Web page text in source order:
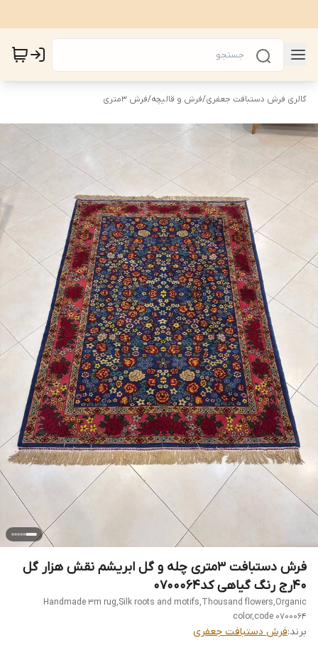
گالری فرش دستبافت جعفری/فرش و قالیچه/فرش 3متری
فرش دستبافت 3متری چله و گل ابریشم نقش هزار گل
40رج رنگ گیاهی کد0700064
Handmade 3m rug,Silk roots and motifs,Thousand flowers,Organic
color,code 0700064
برند:فرش دستبافت جعفری